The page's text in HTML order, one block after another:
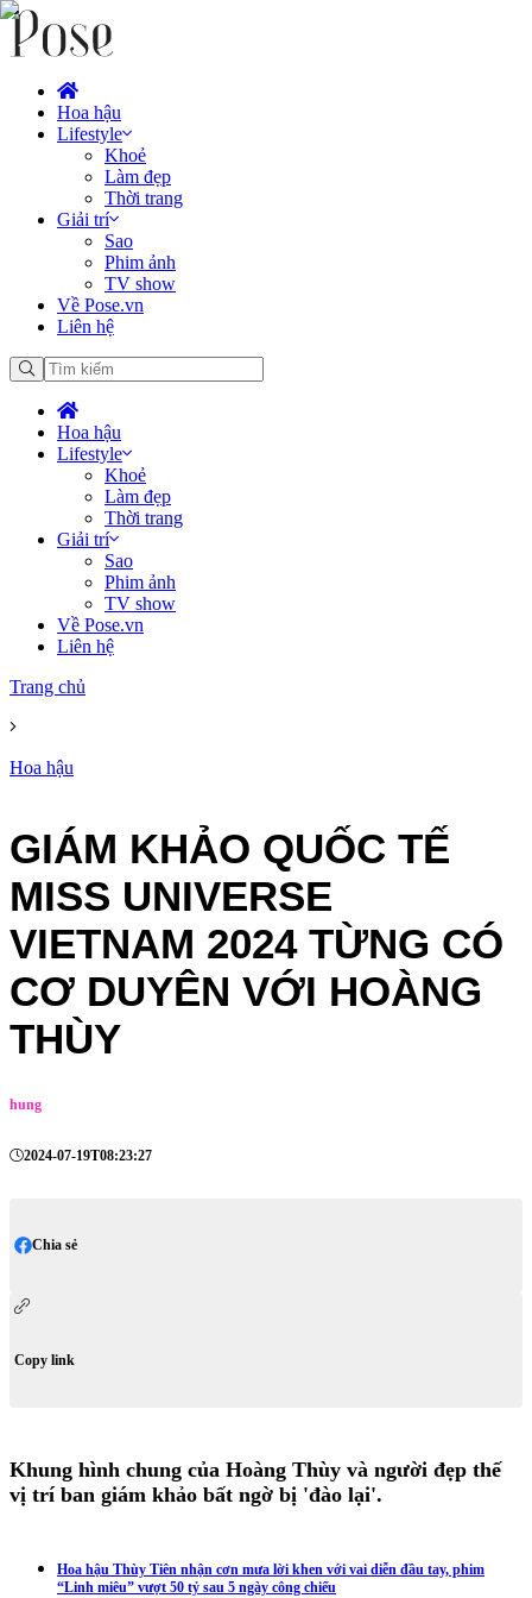
Hoa hậu
Lifestyle
Khoẻ
Làm đẹp
Thời trang
Giải trí
Sao
Phim ảnh
TV show
Về Pose.vn
Liên hệ
Hoa hậu
Lifestyle
Khoẻ
Làm đẹp
Thời trang
Giải trí
Sao
Phim ảnh
TV show
Về Pose.vn
Liên hệ
Trang chủ
Hoa hậu
GIÁM KHẢO QUỐC TẾ
MISS UNIVERSE
VIETNAM 2024 TỪNG CÓ
CƠ DUYÊN VỚI HOÀNG
THÙY
hung
2024-07-19T08:23:27
Chia sẻ
Copy link
Khung hình chung của Hoàng Thùy và người đẹp thế
vị trí ban giám khảo bất ngờ bị 'đào lại'.
Hoa hậu Thùy Tiên nhận cơn mưa lời khen với vai diễn đầu tay, phim
“Linh miêu” vượt 50 tỷ sau 5 ngày công chiếu